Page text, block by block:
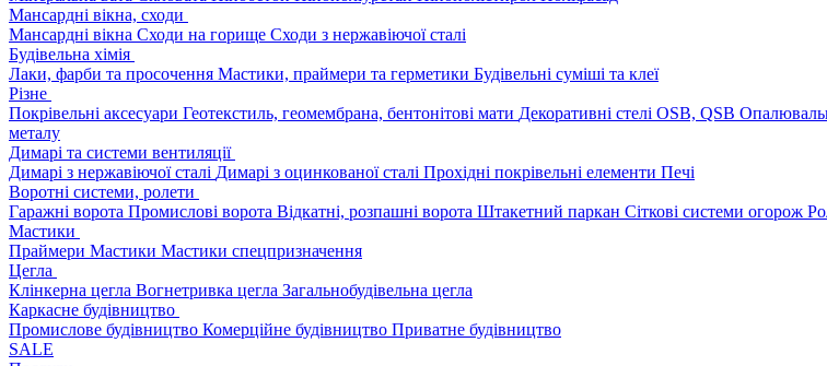
Мансардні вікна, сходи
Мансардні вікна Сходи на горище Сходи з нержавіючої сталі
Будівельна хімія
Лаки, фарби та просочення Мастики, праймери та герметики Будівельні суміші та клеї
Різне
Покрівельні аксесуари Геотекстиль, геомембрана, бентонітові мати Декоративні стелі OSB, QSB
металу
Димарі та системи вентиляції
Димарі з нержавіючої сталі Димарі з оцинкованої сталі Прохідні покрівельні елементи Печі
Воротні системи, ролети
Гаражні ворота Промислові ворота Відкатні, розпашні ворота Штакетний паркан Сіткові системи огорож
Мастики
Праймери Мастики Мастики спецпризначення
Цегла
Клінкерна цегла Вогнетривка цегла Загальнобудівельна цегла
Каркасне будівництво
Промислове будівництво Комерційне будівництво Приватне будівництво
SALE